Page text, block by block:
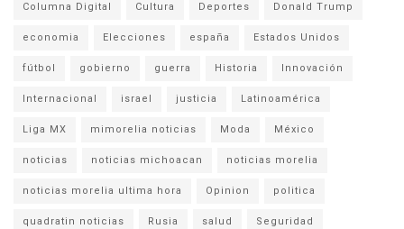
Columna Digital Cultura Deportes Donald Trump
economia Elecciones españa Estados Unidos
fútbol gobierno guerra Historia Innovación
Internacional israel justicia Latinoamérica
Liga MX mimorelia noticias Moda México
noticias noticias michoacan noticias morelia
noticias morelia ultima hora Opinion politica
quadratin noticias Rusia salud Seguridad